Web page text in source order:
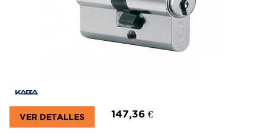
147,36 €
VER DETALLES